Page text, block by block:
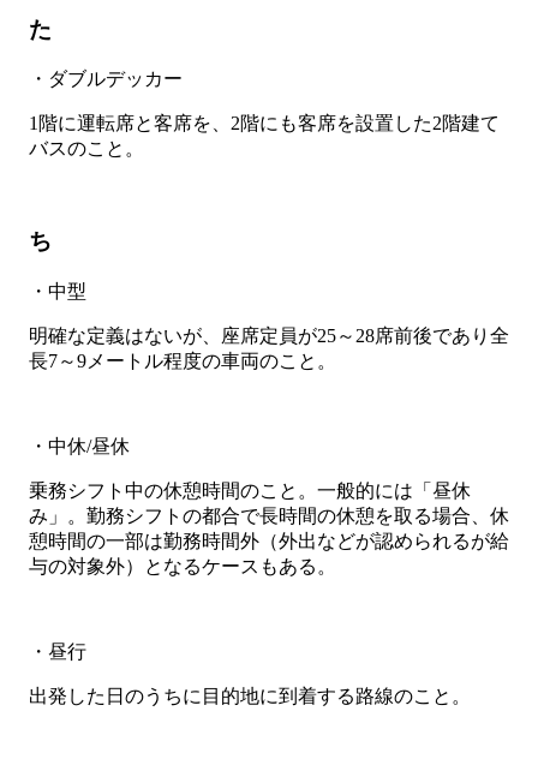
た
・ダブルデッカー
1階に運転席と客席を、2階にも客席を設置した2階建て
バスのこと。
ち
・中型
明確な定義はないが、座席定員が25～28席前後であり全
長7～9メートル程度の車両のこと。
・中休/昼休
乗務シフト中の休憩時間のこと。一般的には「昼休
み」。勤務シフトの都合で長時間の休憩を取る場合、休
憩時間の一部は勤務時間外（外出などが認められるが給
与の対象外）となるケースもある。
・昼行
出発した日のうちに目的地に到着する路線のこと。